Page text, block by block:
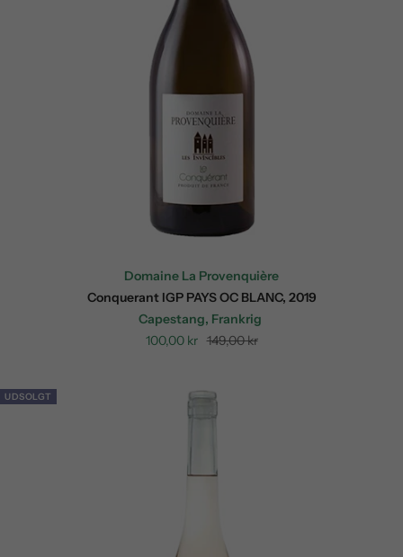
Domaine La Provenquière
Conquerant IGP PAYS OC BLANC, 2019
Capestang, Frankrig
Sale
100,00 kr Regular
149,00 kr
UDSOLGT